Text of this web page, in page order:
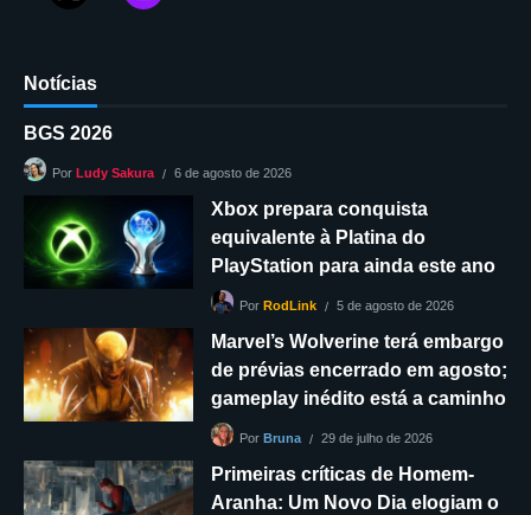
Notícias
BGS 2026
Por Ludy Sakura 6 de agosto de 2026
Xbox prepara conquista
equivalente à Platina do
PlayStation para ainda este ano
Por RodLink 5 de agosto de 2026
Marvel’s Wolverine terá embargo
de prévias encerrado em agosto;
gameplay inédito está a caminho
Por Bruna 29 de julho de 2026
Primeiras críticas de Homem-
Aranha: Um Novo Dia elogiam o